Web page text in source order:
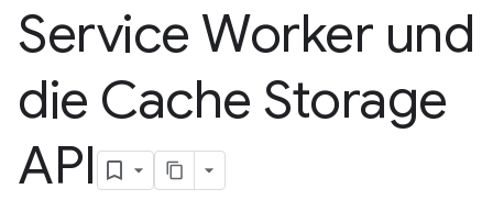
Service Worker und
die Cache Storage
API